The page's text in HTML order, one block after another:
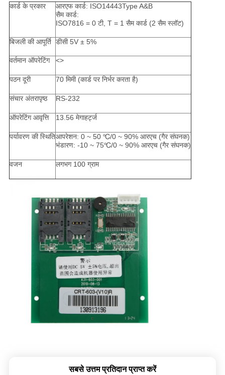
कार्ड के प्रकार
आरएफ कार्ड: ISO14443Type A&B
सैम कार्ड:
ISO7816 = 0 टी, T = 1 सैम कार्ड (2 सैम स्लॉट)
बिजली की आपूर्ति डीसी 5V ± 5%
वर्तमान ऑपरेटिंग <>
पठन दूरी 70 मिमी (कार्ड पर निर्भर करता है)
संचार अंतरापृष्ठ RS-232
ऑपरेटिंग आवृत्ति 13.56 मेगाहर्ट्ज
पर्यावरण की स्थितिआपरेशन: 0 ~ 50 ℃/0 ~ 90% आरएच (गैर संघनक)
भंडारण: -10 ~ 75℃/0 ~ 90% आरएच (गैर संघनक)
वजन लगभग 100 ग्राम
सबसे उत्तम प्रतिदान प्राप्त करें